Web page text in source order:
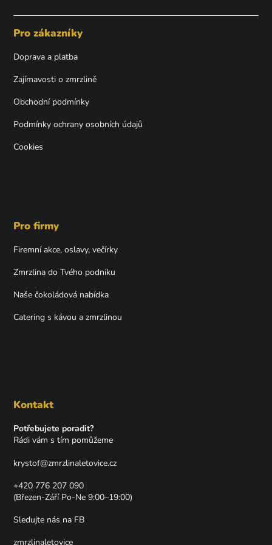
Pro zákazníky
Doprava a platba
Zajímavosti o zmrzlině
Obchodní podmínky
Podmínky ochrany osobních údajů
Cookies
Pro firmy
Firemní akce, oslavy, večírky
Zmrzlina do Tvého podniku
Naše čokoládová nabídka
Catering s kávou a zmrzlinou
Kontakt
Potřebujete poradit?
Rádi vám s tím pomůžeme
krystof@zmrzlinaletovice.cz
+420 776 207 090
(Březen-Září Po-Ne 9:00–19:00)
Sledujte nás na FB
zmrzlinaletovice